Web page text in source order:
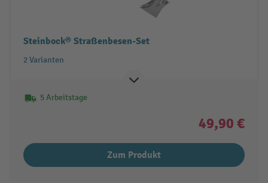
Steinbock® Straßenbesen-Set
2 Varianten
5 Arbeitstage
49,90 €
Zum Produkt